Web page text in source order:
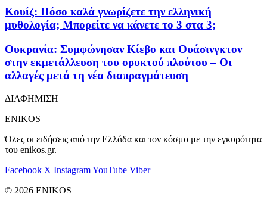
Κουίζ: Πόσο καλά γνωρίζετε την ελληνική
μυθολογία; Μπορείτε να κάνετε το 3 στα 3;
Ουκρανία: Συμφώνησαν Κίεβο και Ουάσινγκτον
στην εκμετάλλευση του ορυκτού πλούτου – Οι
αλλαγές μετά τη νέα διαπραγμάτευση
ΔΙΑΦΗΜΙΣΗ
ENIKOS
Όλες οι ειδήσεις από την Ελλάδα και τον κόσμο με την εγκυρότητα
του enikos.gr.
Facebook X InstagramYouTube Viber
© 2026 ENIKOS